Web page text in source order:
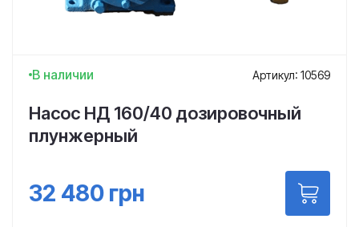
В наличии Артикул: 10569
Насос НД 160/40 дозировочный
плунжерный
32 480 грн